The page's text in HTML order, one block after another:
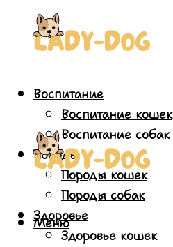
Воспитание
Воспитание кошек
Воспитание собак
Породы
Породы кошек
Породы собак
Здоровье
Здоровье кошек
Меню